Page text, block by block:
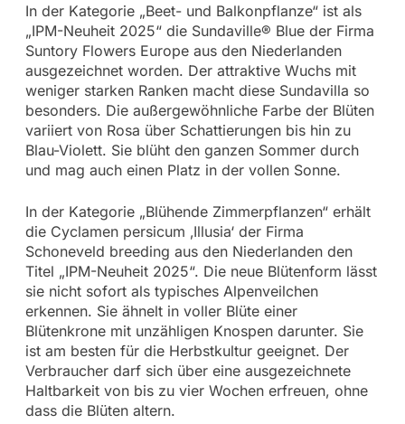
In der Kategorie „Beet- und Balkonpflanze“ ist als
„IPM-Neuheit 2025“ die Sundaville® Blue der Firma
Suntory Flowers Europe aus den Niederlanden
ausgezeichnet worden. Der attraktive Wuchs mit
weniger starken Ranken macht diese Sundavilla so
besonders. Die außergewöhnliche Farbe der Blüten
variiert von Rosa über Schattierungen bis hin zu
Blau-Violett. Sie blüht den ganzen Sommer durch
und mag auch einen Platz in der vollen Sonne.
In der Kategorie „Blühende Zimmerpflanzen“ erhält
die Cyclamen persicum ‚Illusia‘ der Firma
Schoneveld breeding aus den Niederlanden den
Titel „IPM-Neuheit 2025“. Die neue Blütenform lässt
sie nicht sofort als typisches Alpenveilchen
erkennen. Sie ähnelt in voller Blüte einer
Blütenkrone mit unzähligen Knospen darunter. Sie
ist am besten für die Herbstkultur geeignet. Der
Verbraucher darf sich über eine ausgezeichnete
Haltbarkeit von bis zu vier Wochen erfreuen, ohne
dass die Blüten altern.